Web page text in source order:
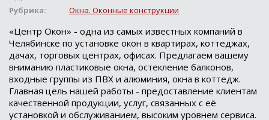
Рубрика:
Окна. Оконные конструкции
«Центр Окон» - одна из самых известных компаний в
Челябинске по установке окон в квартирах, коттеджах,
дачах, торговых центрах, офисах. Предлагаем вашему
вниманию пластиковые окна, остекление балконов,
входные группы из ПВХ и алюминия, окна в коттедж.
Главная цель нашей работы - предоставление клиентам
качественной продукции, услуг, связанных с её
установкой и обслуживанием, высоким уровнем сервиса.